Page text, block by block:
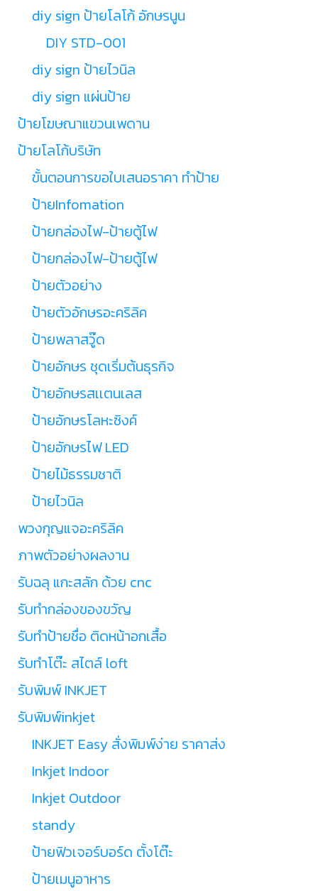
diy sign ป้ายโลโก้ อักษรนูน
DIY STD-001
diy sign ป้ายไวนิล
diy sign แผ่นป้าย
ป้ายโฆษณาแขวนเพดาน
ป้ายโลโก้บริษัท
ขั้นตอนการขอใบเสนอราคา ทำป้าย
ป้ายInfomation
ป้ายกล่องไฟ-ป้ายตู้ไฟ
ป้ายกล่องไฟ-ป้ายตู้ไฟ
ป้ายตัวอย่าง
ป้ายตัวอักษรอะคริลิค
ป้ายพลาสวู๊ด
ป้ายอักษร ชุดเริ่มต้นธุรกิจ
ป้ายอักษรสเเตนเลส
ป้ายอักษรโลหะซิงค์
ป้ายอักษรไฟ LED
ป้ายไม้ธรรมชาติ
ป้ายไวนิล
พวงกุญแจอะคริลิค
ภาพตัวอย่างผลงาน
รับฉลุ แกะสลัก ด้วย cnc
รับทำกล่องของขวัญ
รับทำป้ายชื่อ ติดหน้าอกเสื้อ
รับทำโต๊ะ สไตล์ loft
รับพิมพ์ INKJET
รับพิมพ์inkjet
INKJET Easy สั่งพิมพ์ง่าย ราคาส่ง
Inkjet Indoor
Inkjet Outdoor
standy
ป้ายฟิวเจอร์บอร์ด ตั้งโต๊ะ
ป้ายเมนูอาหาร